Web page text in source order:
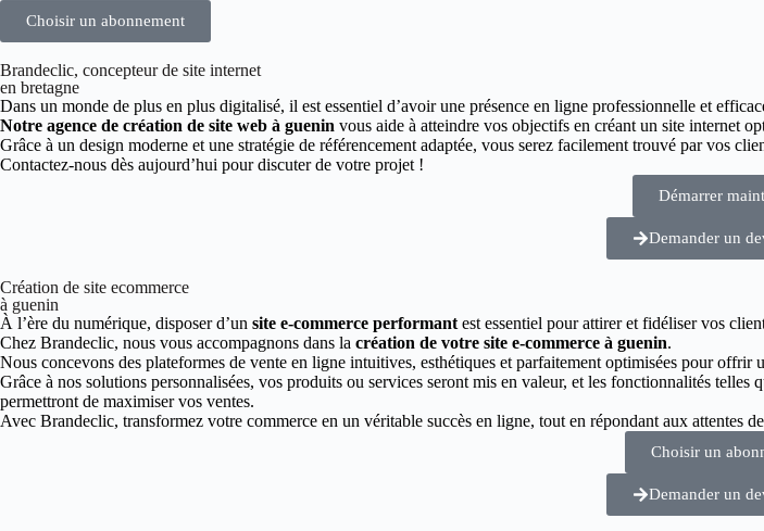
Choisir un abonnement
Brandeclic, concepteur de site internet
en bretagne
Dans un monde de plus en plus digitalisé, il est essentiel d’avoir une présence en ligne professionnelle et
Notre agence de création de site web à guenin vous aide à atteindre vos objectifs en créant un site internet
Grâce à un design moderne et une stratégie de référencement adaptée, vous serez facilement trouvé par vos
Contactez-nous dès aujourd’hui pour discuter de votre projet !
Démarrer
Demander un
Création de site ecommerce
à guenin
À l’ère du numérique, disposer d’un site e-commerce performant est essentiel pour attirer et fidéliser vos
Chez Brandeclic, nous vous accompagnons dans la création de votre site e-commerce à guenin.
Nous concevons des plateformes de vente en ligne intuitives, esthétiques et parfaitement optimisées pour offrir
Grâce à nos solutions personnalisées, vos produits ou services seront mis en valeur, et les fonctionnalités
permettront de maximiser vos ventes.
Avec Brandeclic, transformez votre commerce en un véritable succès en ligne, tout en répondant aux attentes
Choisir un
Demander un